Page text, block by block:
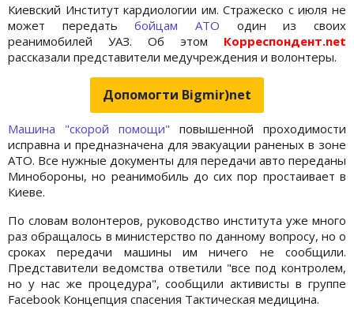
Киевский Институт кардиологии им. Стражеско с июля не
может передатьбойцам АТО один из своих
реанимобилей УАЗ. Об этом Корреспондент.net
рассказали представители медучреждения и волонтеры.
Допомогти Bigmir)net
Машина "скорой помощи" повышенной проходимости
исправна и предназначена для эвакуации раненых в зоне
АТО. Все нужные документы для передачи авто переданы
Минобороны, но реанимобиль до сих пор простаивает в
Киеве.
По словам волонтеров, руководство института уже много
раз обращалось в министерство по данному вопросу, но о
сроках передачи машины им ничего не сообщили.
Представители ведомства ответили "все под контролем,
но у нас же процедура", сообщили активисты в группе
Facebook Концепция спасения Тактическая медицина.